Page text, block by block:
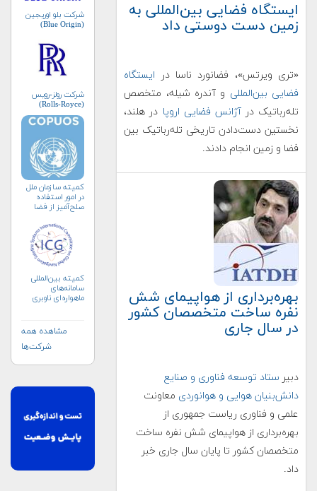
ایستگاه فضایی بین‌المللی به
زمین دست دوستی داد
«تری ویرتس»، فضانورد ناسا در ایستگاه
فضایی بین‌المللی و آندره شیله، متخصص
تله‌رباتیک درآژانس فضایی اروپا در هلند،
نخستین دست‌دادن تاریخی تله‌رباتیک بین
فضا و زمین انجام دادند.
بهره‌برداری از هواپیمای شش
نفره ساخت متخصصان کشور
در سال جاری
دبیر ستاد توسعه فناوری و صنایع
دانش‌بنیان هوایی و هوانوردی معاونت
علمی و فناوری ریاست جمهوری از
بهره‌برداری از هواپیمای شش نفره ساخت
متخصصان کشور تا پایان سال جاری خبر
داد.
شرکت بلو اوریجین
(Blue Origin)
شرکت رولز-رویس
(Rolls-Royce)
کمیته سازمان ملل
در امور استفاده
صلح‌آمیز از فضا
کمیته بین‌المللی
سامانه‌های
ماهواره‌ای ناوبری
مشاهده همه
شرکت‌ها